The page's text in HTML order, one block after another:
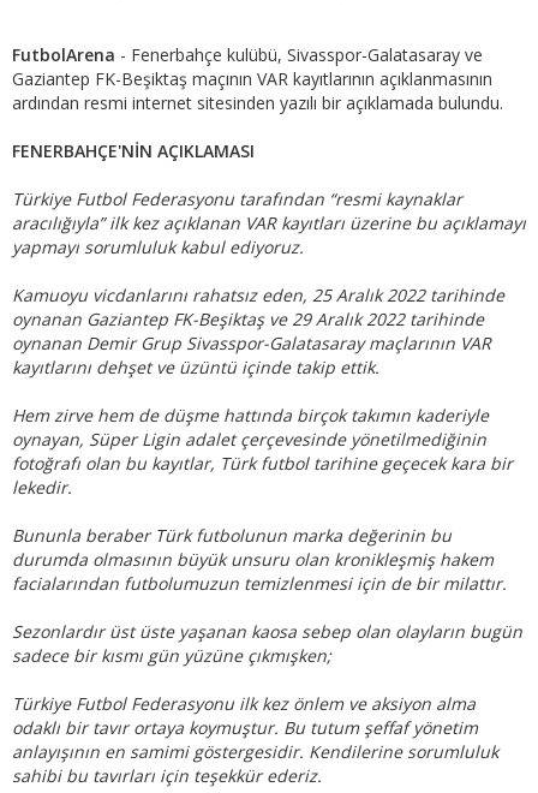
FutbolArena - Fenerbahçe kulübü, Sivasspor-Galatasaray ve
Gaziantep FK-Beşiktaş maçının VAR kayıtlarının açıklanmasının
ardından resmi internet sitesinden yazılı bir açıklamada bulundu.
FENERBAHÇE'NİN AÇIKLAMASI
Türkiye Futbol Federasyonu tarafından “resmi kaynaklar
aracılığıyla” ilk kez açıklanan VAR kayıtları üzerine bu açıklamayı
yapmayı sorumluluk kabul ediyoruz.
Kamuoyu vicdanlarını rahatsız eden, 25 Aralık 2022 tarihinde
oynanan Gaziantep FK-Beşiktaş ve 29 Aralık 2022 tarihinde
oynanan Demir Grup Sivasspor-Galatasaray maçlarının VAR
kayıtlarını dehşet ve üzüntü içinde takip ettik.
Hem zirve hem de düşme hattında birçok takımın kaderiyle
oynayan, Süper Ligin adalet çerçevesinde yönetilmediğinin
fotoğrafı olan bu kayıtlar, Türk futbol tarihine geçecek kara bir
lekedir.
Bununla beraber Türk futbolunun marka değerinin bu
durumda olmasının büyük unsuru olan kronikleşmiş hakem
facialarından futbolumuzun temizlenmesi için de bir milattır.
Sezonlardır üst üste yaşanan kaosa sebep olan olayların bugün
sadece bir kısmı gün yüzüne çıkmışken;
Türkiye Futbol Federasyonu ilk kez önlem ve aksiyon alma
odaklı bir tavır ortaya koymuştur. Bu tutum şeffaf yönetim
anlayışının en samimi göstergesidir. Kendilerine sorumluluk
sahibi bu tavırları için teşekkür ederiz.